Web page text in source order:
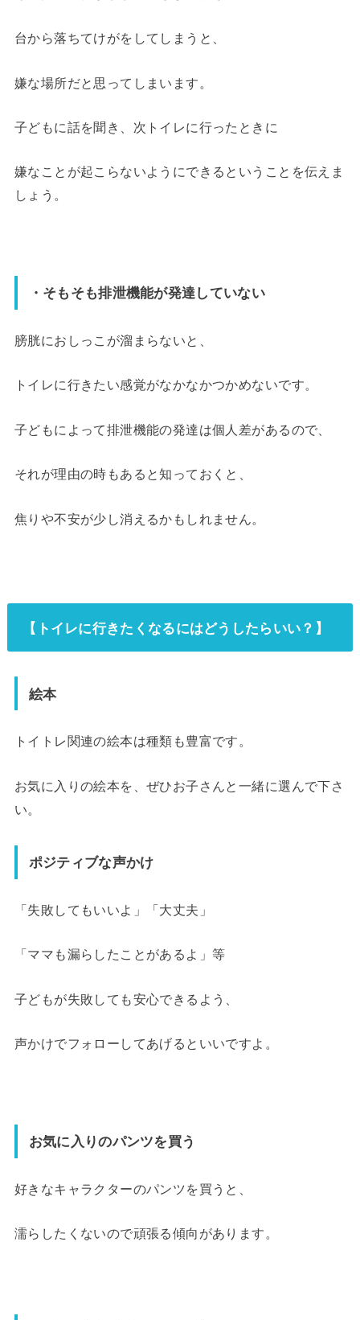
台から落ちてけがをしてしまうと、
嫌な場所だと思ってしまいます。
子どもに話を聞き、次トイレに行ったときに
嫌なことが起こらないようにできるということを伝えま
しょう。
・そもそも排泄機能が発達していない
膀胱におしっこが溜まらないと、
トイレに行きたい感覚がなかなかつかめないです。
子どもによって排泄機能の発達は個人差があるので、
それが理由の時もあると知っておくと、
焦りや不安が少し消えるかもしれません。
【トイレに行きたくなるにはどうしたらいい？】
絵本
トイトレ関連の絵本は種類も豊富です。
お気に入りの絵本を、ぜひお子さんと一緒に選んで下さ
い。
ポジティブな声かけ
「失敗してもいいよ」「大丈夫」
「ママも漏らしたことがあるよ」等
子どもが失敗しても安心できるよう、
声かけでフォローしてあげるといいですよ。
お気に入りのパンツを買う
好きなキャラクターのパンツを買うと、
濡らしたくないので頑張る傾向があります。